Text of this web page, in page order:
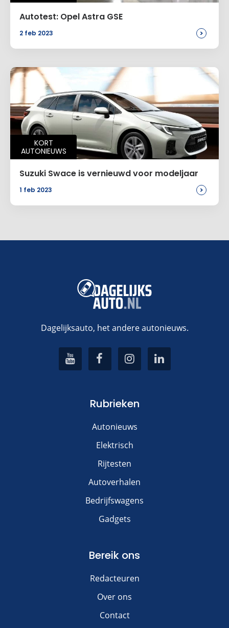
Autotest: Opel Astra GSE
2 feb 2023 >
KORT
AUTONIEUWS
Suzuki Swace is vernieuwd voor modeljaar
1 feb 2023 >
Dagelijksauto, het andere autonieuws.
Rubrieken
Autonieuws
Elektrisch
Rijtesten
Autoverhalen
Bedrijfswagens
Gadgets
Bereik ons
Redacteuren
Over ons
Contact